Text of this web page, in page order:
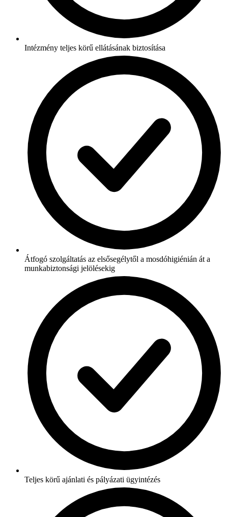
Intézmény teljes körű ellátásának biztosítása
Átfogó szolgáltatás az elsősegélytől a mosdóhigiénián át a
munkabiztonsági jelölésekig
Teljes körű ajánlati és pályázati ügyintézés